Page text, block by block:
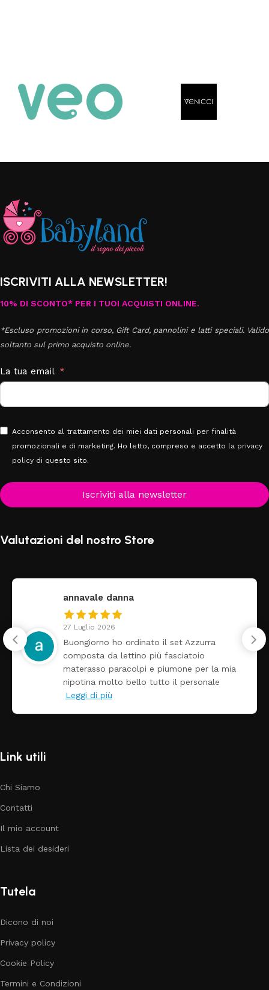
ISCRIVITI ALLA NEWSLETTER!
10% DI SCONTO* PER I TUOI ACQUISTI ONLINE.
*Escluso promozioni in corso, Gift Card, pannolini e latti speciali. Valido
soltanto sul primo acquisto online.
La tua email
Acconsento al trattamento dei miei dati personali per finalità
promozionali e di marketing. Ho letto, compreso e accetto la privacy
policy di questo sito.
Iscriviti alla newsletter
Valutazioni del nostro Store
annavale danna
27 Luglio 2026
Buongiorno ho ordinato il set Azzurra
composta da lettino più fasciatoio
materasso paracolpi e piumone per la mia
nipotina molto bello tutto il personale
Leggi di più
Link utili
Chi Siamo
Contatti
Il mio account
Lista dei desideri
Tutela
Dicono di noi
Privacy policy
Cookie Policy
Termini e Condizioni